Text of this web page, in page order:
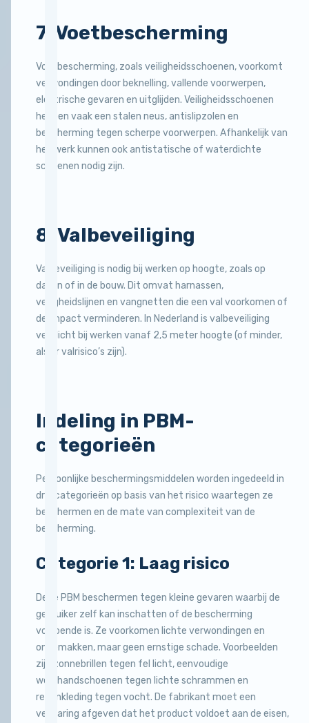
7. Voetbescherming
Voetbescherming, zoals veiligheidsschoenen, voorkomt
verwondingen door beknelling, vallende voorwerpen,
elektrische gevaren en uitglijden. Veiligheidsschoenen
hebben vaak een stalen neus, antislipzolen en
bescherming tegen scherpe voorwerpen. Afhankelijk van
het werk kunnen ook antistatische of waterdichte
schoenen nodig zijn.
8. Valbeveiliging
Valbeveiliging is nodig bij werken op hoogte, zoals op
daken of in de bouw. Dit omvat harnassen,
veiligheidslijnen en vangnetten die een val voorkomen of
de impact verminderen. In Nederland is valbeveiliging
verplicht bij werken vanaf 2,5 meter hoogte (of minder,
als er valrisico’s zijn).
Indeling in PBM-
categorieën
Persoonlijke beschermingsmiddelen worden ingedeeld in
drie categorieën op basis van het risico waartegen ze
beschermen en de mate van complexiteit van de
bescherming.
Categorie 1: Laag risico
Deze PBM beschermen tegen kleine gevaren waarbij de
gebruiker zelf kan inschatten of de bescherming
voldoende is. Ze voorkomen lichte verwondingen en
ongemakken, maar geen ernstige schade. Voorbeelden
zijn zonnebrillen tegen fel licht, eenvoudige
werkhandschoenen tegen lichte schrammen en
regenkleding tegen vocht. De fabrikant moet een
verklaring afgeven dat het product voldoet aan de eisen,